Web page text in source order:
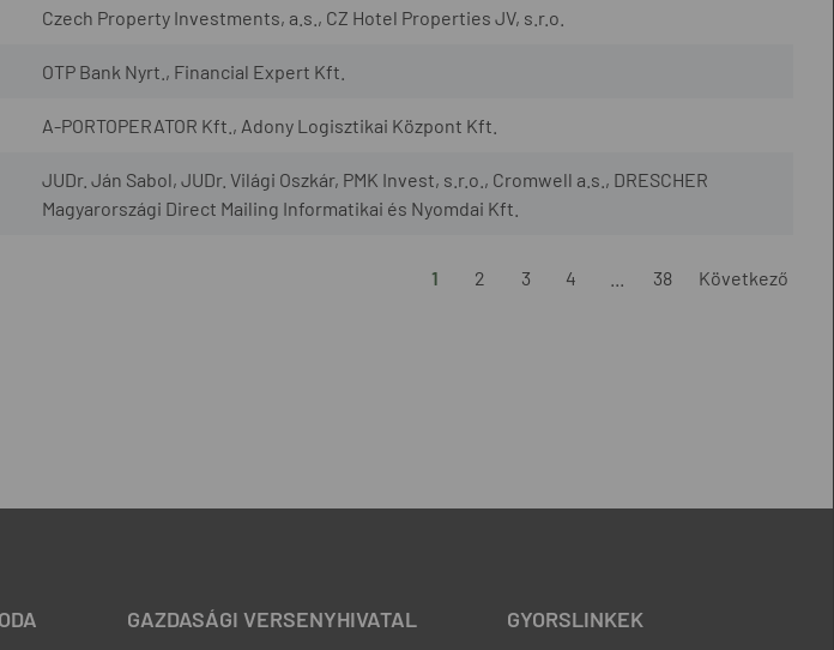
Czech Property Investments, a.s., CZ Hotel Properties JV, s.r.o.
OTP Bank Nyrt., Financial Expert Kft.
A-PORTOPERATOR Kft., Adony Logisztikai Központ Kft.
JUDr. Ján Sabol, JUDr. Világi Oszkár, PMK Invest, s.r.o., Cromwell a.s., DRESCHER
Magyarországi Direct Mailing Informatikai és Nyomdai Kft.
1 2 3 4 38 Következő
GAZDASÁGI VERSENYHIVATAL GYORSLINKEK